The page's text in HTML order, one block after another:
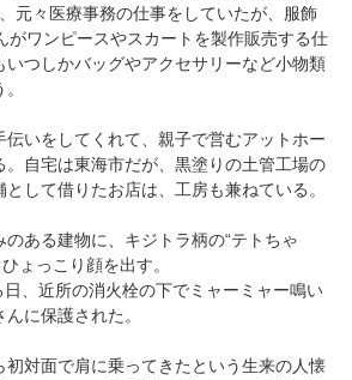
元々医療事務の仕事をしていたが、服飾
がワンピースやスカートを製作販売する仕
いつしかバッグやアクセサリーなど小物類
いをしてくれて、親子で営むアットホー
。自宅は東海市だが、黒塗りの土管工場の
して借りたお店は、工房も兼ねている。
ある建物に、キジトラ柄の“テトちゃ
ょっこり顔を出す。
、近所の消火栓の下でミャーミャー鳴い
に保護された。
初対面で肩に乗ってきたという生来の人懐